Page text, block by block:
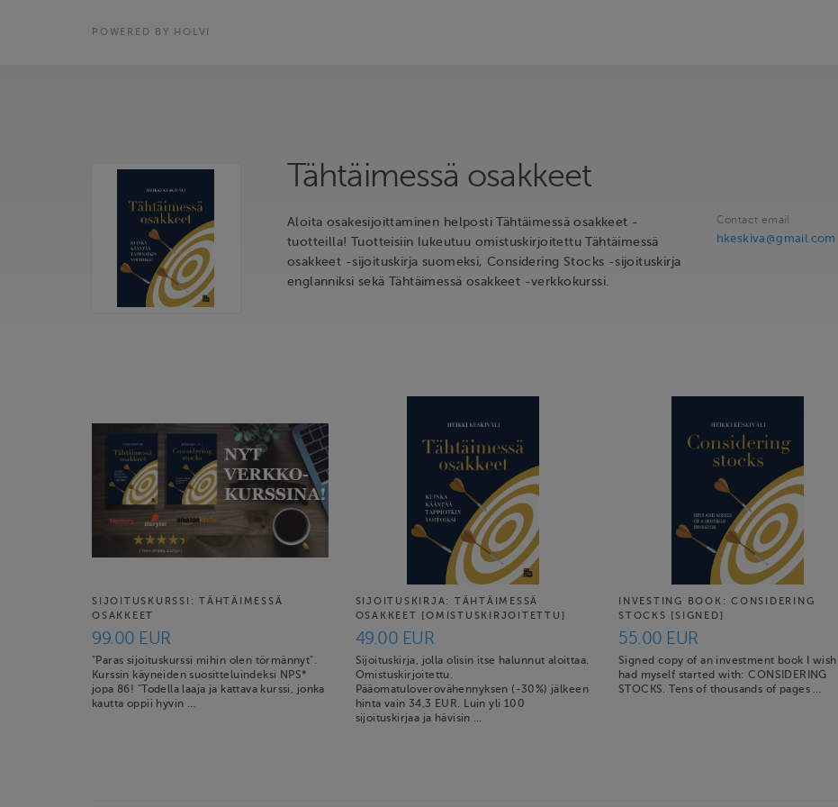
POWERED BY HOLVI
Tähtäimessä osakkeet
Aloita osakesijoittaminen helposti Tähtäimessä osakkeet -
tuotteilla! Tuotteisiin lukeutuu omistuskirjoitettu Tähtäimessä
osakkeet -sijoituskirja suomeksi, Considering Stocks -sijoituskirja
englanniksi sekä Tähtäimessä osakkeet -verkkokurssi.
Contact email
hkeskiva@gmail.com
SIJOITUSKURSSI: TÄHTÄIMESSÄ
OSAKKEET
99.00 EUR
"Paras sijoituskurssi mihin olen törmännyt".
Kurssin käyneiden suositteluindeksi NPS*
jopa 86! "Todella laaja ja kattava kurssi, jonka
kautta oppii hyvin …
SIJOITUSKIRJA: TÄHTÄIMESSÄ
OSAKKEET [OMISTUSKIRJOITETTU]
49.00 EUR
Sijoituskirja, jolla olisin itse halunnut aloittaa.
Omistuskirjoitettu.
Pääomatuloverovähennyksen (-30%) jälkeen
hinta vain 34,3 EUR. Luin yli 100
sijoituskirjaa ja hävisin …
INVESTING BOOK: CONSIDERING
STOCKS [SIGNED]
55.00 EUR
Signed copy of an investment book I wish I
had myself started with: CONSIDERING
STOCKS. Tens of thousands of pages …